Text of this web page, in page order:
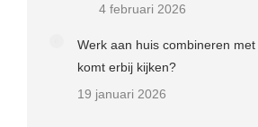
4 februari 2026
Werk aan huis combineren
komt erbij kijken?
19 januari 2026